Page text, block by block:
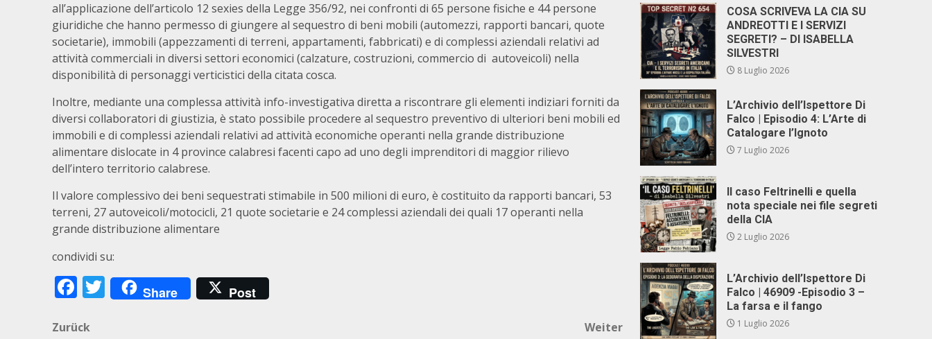
all’applicazione dell’articolo 12 sexies della Legge 356/92, nei confronti di 65 persone fisiche e 44 persone
giuridiche che hanno permesso di giungere al sequestro di beni mobili (automezzi, rapporti bancari, quote
societarie), immobili (appezzamenti di terreni, appartamenti, fabbricati) e di complessi aziendali relativi ad
attività commerciali in diversi settori economici (calzature, costruzioni, commercio di autoveicoli) nella
disponibilità di personaggi verticistici della citata cosca.
Inoltre, mediante una complessa attività info-investigativa diretta a riscontrare gli elementi indiziari forniti da
diversi collaboratori di giustizia, è stato possibile procedere al sequestro preventivo di ulteriori beni mobili ed
immobili e di complessi aziendali relativi ad attività economiche operanti nella grande distribuzione
alimentare dislocate in 4 province calabresi facenti capo ad uno degli imprenditori di maggior rilievo
dell’intero territorio calabrese.
Il valore complessivo dei beni sequestrati stimabile in 500 milioni di euro, è costituito da rapporti bancari, 53
terreni, 27 autoveicoli/motocicli, 21 quote societarie e 24 complessi aziendali dei quali 17 operanti nella
grande distribuzione alimentare
condividi su:
Facebook
Twitter
Share Post
Beitragsnavigation
Zurück
Weiter
COSA SCRIVEVA LA CIA SU
ANDREOTTI E I SERVIZI
SEGRETI? – DI ISABELLA
SILVESTRI
8 Luglio 2026
L’Archivio dell’Ispettore Di
Falco | Episodio 4: L’Arte di
Catalogare l’Ignoto
7 Luglio 2026
Il caso Feltrinelli e quella
nota speciale nei file segreti
della CIA
2 Luglio 2026
L’Archivio dell’Ispettore Di
Falco | 46909 -Episodio 3 –
La farsa e il fango
1 Luglio 2026